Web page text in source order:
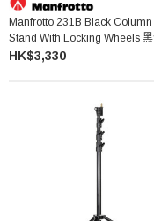
Manfrotto 231B Black
Stand With Locking Wheels
式燈架柱
HK$3,330